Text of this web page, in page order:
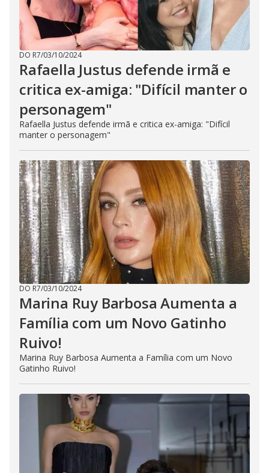
DO R7/03/10/2024
Rafaella Justus defende irmã e
critica ex-amiga: "Difícil manter o
personagem"
Rafaella Justus defende irmã e critica ex-amiga: "Difícil
manter o personagem"
DO R7/03/10/2024
Marina Ruy Barbosa Aumenta a
Família com um Novo Gatinho
Ruivo!
Marina Ruy Barbosa Aumenta a Família com um Novo
Gatinho Ruivo!